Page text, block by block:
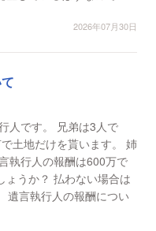
2026年07月30日
人です。 兄弟は3人で
土地だけを貰います。 姉
執行人の報酬は600万で
ょうか？ 払わない場合は